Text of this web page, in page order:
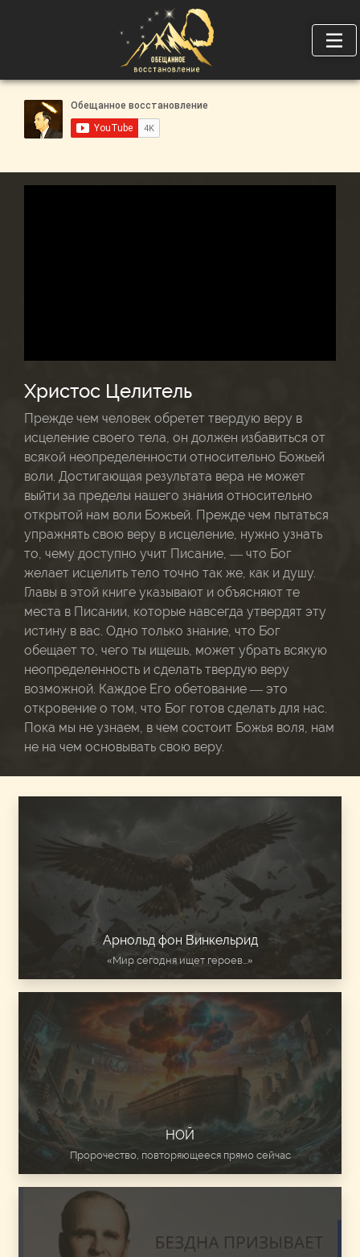
Христос Целитель
Прежде чем человек обретет твердую веру в
исцеление своего тела, он должен избавиться от
всякой неопределенности относительно Божьей
воли. Достигающая результата вера не может
выйти за пределы нашего знания относительно
открытой нам воли Божьей. Прежде чем пытаться
упражнять свою веру в исцеление, нужно узнать
то, чему доступно учит Писание, — что Бог
желает исцелить тело точно так же, как и душу.
Главы в этой книге указывают и объясняют те
места в Писании, которые навсегда утвердят эту
истину в вас. Одно только знание, что Бог
обещает то, чего ты ищешь, может убрать всякую
неопределенность и сделать твердую веру
возможной. Каждое Его обетование — это
откровение о том, что Бог готов сделать для нас.
Пока мы не узнаем, в чем состоит Божья воля, нам
не на чем основывать свою веру.
Арнольд фон Винкельрид
«Мир сегодня ищет героев...»
НОЙ
Пророчество, повторяющееся прямо сейчас